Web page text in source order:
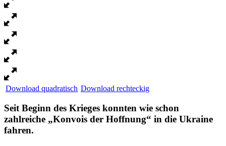
Download quadratisch Download rechteckig
Seit Beginn des Krieges konnten wie schon
zahlreiche „Konvois der Hoffnung“ in die Ukraine
fahren.